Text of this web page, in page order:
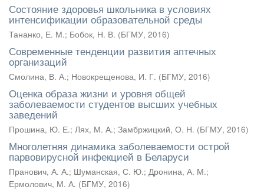
Состояние здоровья школьника в условиях
интенсификации образовательной среды
Тананко, Е. М.; Бобок, Н. В. (БГМУ, 2016)
Современные тенденции развития аптечных
организаций
Смолина, В. А.; Новокрещенова, И. Г. (БГМУ, 2016)
Оценка образа жизни и уровня общей
заболеваемости студентов высших учебных
заведений
Прошина, Ю. Е.; Лях, М. А.; Замбржицкий, О. Н. (БГМУ, 2016)
Многолетняя динамика заболеваемости острой
парвовирусной инфекцией в Беларуси
Пранович, А. А.; Шуманская, С. Ю.; Дронина, А. М.;
Ермолович, М. А. (БГМУ, 2016)